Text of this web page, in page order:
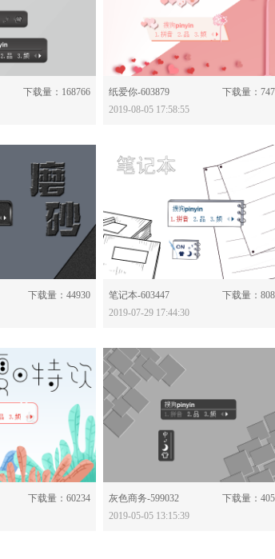
下载量：168766
纸爱你-603879
下载量：
2019-08-05 17:58:55
下载量：44930
笔记本-603447
下载量：
2019-07-29 17:44:30
下载量：60234
分享：
灰色商务-599032
下载量：
2019-05-05 13:15:39